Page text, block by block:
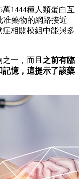
1444種人類蛋白互
准藥物的網路接近
相關模組中能與多
一，而且 之前有臨
憶，這提示了該藥